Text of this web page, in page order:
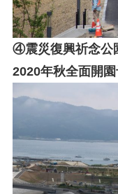
④震災復興祈念公
2020年秋全面開